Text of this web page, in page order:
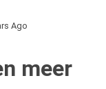
Ago
meer